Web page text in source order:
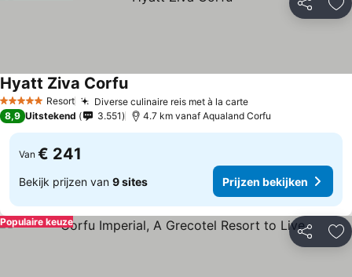
Delen
5 Sterren Resort Diverse culinaire reis met à la carte
Hyatt Ziva Corfu
8,9 Uitstekend 3.551 4.7 km vanaf Aqualand Corfu
Van € 241
Bekijk prijzen van 9 sites Prijzen bekijken
Delen
Populaire keuze